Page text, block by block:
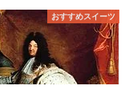
おすすめスイーツ